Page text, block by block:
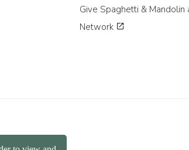
Give Spaghetti & Mandolin
Network